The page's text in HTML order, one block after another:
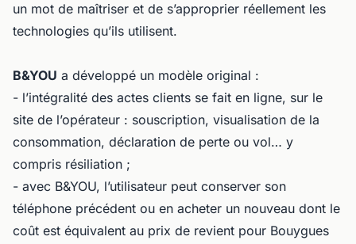
un mot de maîtriser et de s’approprier réellement les
technologies qu’ils utilisent.
B&YOU a développé un modèle original :
- l’intégralité des actes clients se fait en ligne, sur le
site de l’opérateur : souscription, visualisation de la
consommation, déclaration de perte ou vol… y
compris résiliation ;
- avec B&YOU, l’utilisateur peut conserver son
téléphone précédent ou en acheter un nouveau dont le
coût est équivalent au prix de revient pour Bouygues